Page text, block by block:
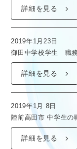
詳細を見る
2019年1月23日
御田中学校学生 職
詳細を見る
2019年1月 8日
陸前高田市 中学生
詳細を見る